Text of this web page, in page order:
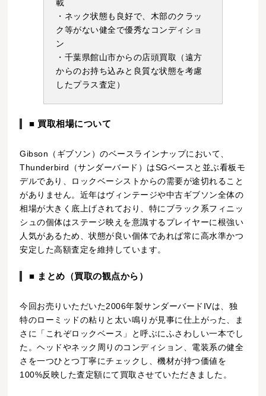
載
・ネック状態も良好で、木部のクラッ
ク等がない健全で優秀なコンディショ
ン
・千葉県館山市からの店頭買取（遠方
からのお持ち込みと良質な状態を考慮
したプラス査定）
■ 買取相場について
Gibson（ギブソン）のベースラインナップにおいて、
Thunderbird（サンダーバード）はSGベースと並ぶ看板モ
デルであり、ロックベーシストからの需要が途切れること
がありません。近年はヴィンテージや中古ギブソン全体の
相場が大きく底上げされており、特にブラック系フィニッ
シュの個体はステージ映えを意識するプレイヤーに根強い
人気があるため、状態が良い個体であれば常に高水準かつ
安定した高額査定を維持しています。
■ まとめ（買取の観点から）
今回お売りいただいた2006年製サンダーバードIVは、独
特のローミッドの粘りと太い鳴りが見事に仕上がった、ま
さに「これぞロックベース」と呼ぶにふさわしい一本でし
た。ヘッドやネック周りのコンディション、電装系の健全
さを一つひとつ丁寧にチェックし、機材が持つ価値を
100%反映した査定額にて買取させていただきました。